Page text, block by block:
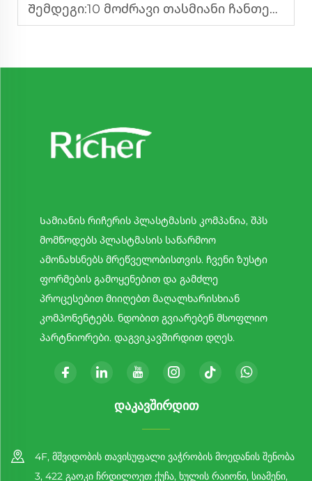
Შემდეგი:10 მოძრავი თასმიანი ჩანთების გარემოსდაცვითად შერჩევის შესახებ რჩევა სავაჭრო მაღაზიებისთვის
Სამიანის რიჩერის პლასტმასის კომპანია, შპს
მომწოდებს პლასტმასის საწარმოო
ამონახსნებს მრეწველობისთვის. ჩვენი ზუსტი
ფორმების გამოყენებით და გამძლე
პროცესებით მიიღებთ მაღალხარისხიან
კომპონენტებს. ნდობით გვიარებენ მსოფლიო
პარტნიორები. დაგვიკავშირდით დღეს.
ᲓᲐᲙᲐᲕᲨᲘᲠᲓᲘᲗ
4F, მშვიდობის თავისუფალი ვაჭრობის მოედანის შენობა
3, 422 გაოკი ჩრდილოეთ ქუჩა, ხულის რაიონი, სიამენი,